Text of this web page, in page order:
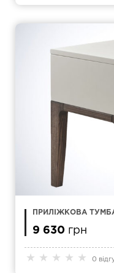
★ ★ ★ ★ ★ 0
ПРИЛІЖКОВА
9 630 грн